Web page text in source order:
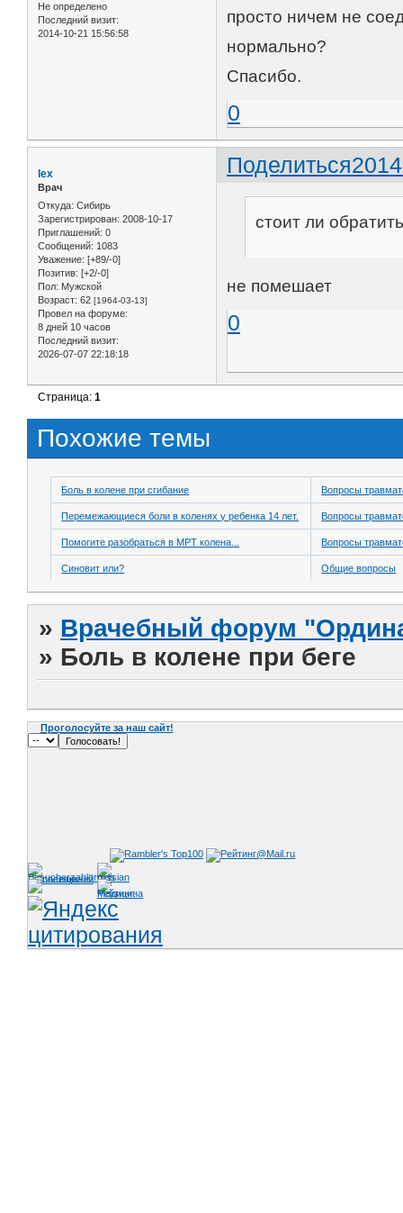
Не определено
Последний визит:
2014-10-21 15:56:58
просто ничем не
нормально?
Спасибо.
0
Поделиться
lex
Врач
Откуда: Сибирь
Зарегистрирован: 2008-10-17
Приглашений: 0
Сообщений: 1083
Уважение: [+89/-0]
Позитив: [+2/-0]
Пол: Мужской
Возраст: 62 [1964-03-13]
Провел на форуме:
8 дней 10 часов
Последний визит:
2026-07-07 22:18:18
стоит ли
не помешает
0
Страница:1
Похожие темы
Боль в колене при сгибание Вопросы
Перемежающиеся боли в коленях у ребенка 14 лет. Вопросы
Помогите разобраться в МРТ колена... Вопросы
Синовит или? Общие вопросы
» Врачебный форум
» Боль в колене при беге
Проголосуйте за наш сайт!